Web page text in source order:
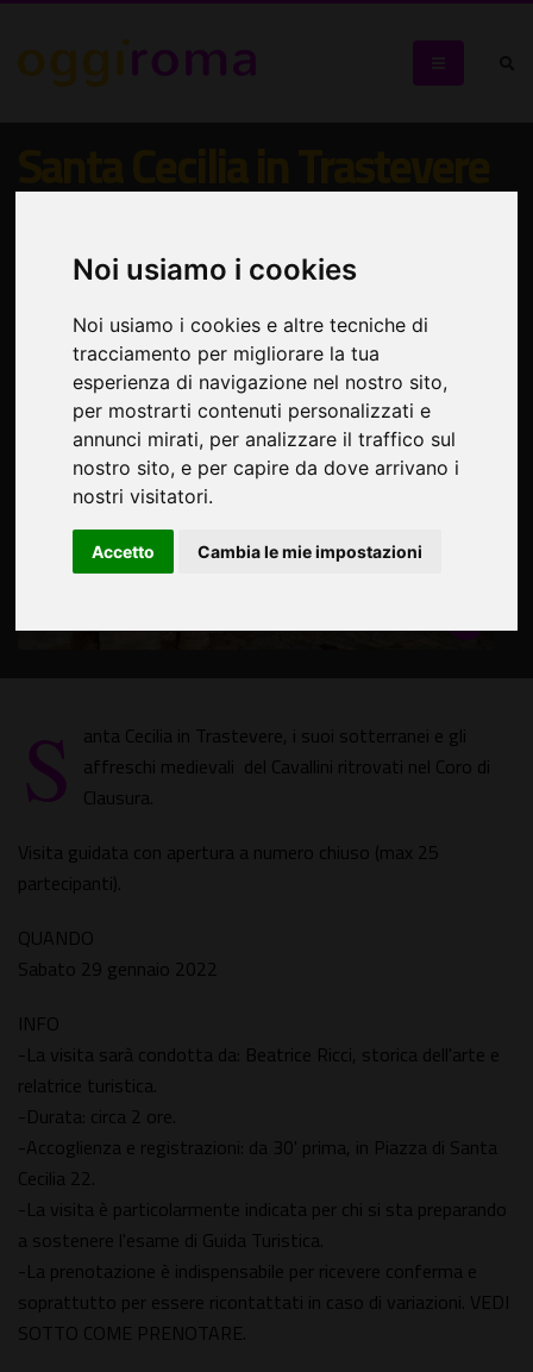
Noi usiamo i cookies
Noi usiamo i cookies e altre tecniche di
tracciamento per migliorare la tua
esperienza di navigazione nel nostro sito,
per mostrarti contenuti personalizzati e
annunci mirati, per analizzare il traffico sul
nostro sito, e per capire da dove arrivano i
nostri visitatori.
Accetto Cambia le mie impostazioni
ritrovati nel Coro di Clausura
S
anta Cecilia in Trastevere, i suoi sotterranei e gli
affreschi medievali del Cavallini ritrovati nel Coro di
Clausura.
Visita guidata con apertura a numero chiuso (max 25
partecipanti).
QUANDO
Sabato 29 gennaio 2022
INFO
-La visita sarà condotta da: Beatrice Ricci, storica dell'arte e
relatrice turistica.
-Durata: circa 2 ore.
-Accoglienza e registrazioni: da 30' prima, in Piazza di Santa
Cecilia 22.
-La visita è particolarmente indicata per chi si sta preparando
a sostenere l'esame di Guida Turistica.
-La prenotazione è indispensabile per ricevere conferma e
soprattutto per essere ricontattati in caso di variazioni. VEDI
SOTTO COME PRENOTARE.